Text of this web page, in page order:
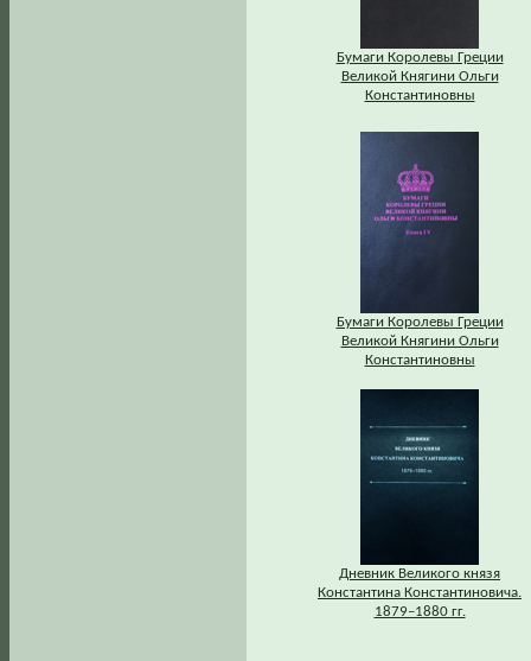
Бумаги Королевы Греции
Великой Княгини Ольги
Константиновны
Бумаги Королевы Греции
Великой Княгини Ольги
Константиновны
Дневник Великого князя
Константина Константиновича.
1879–1880 гг.